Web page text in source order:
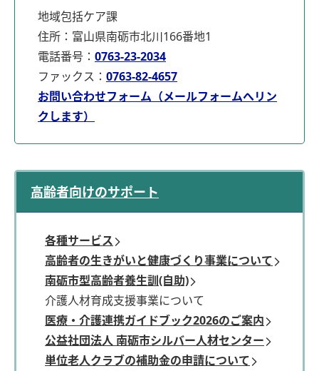
地域包括ケア課
住所：富山県南砺市北川166番地1
電話番号： 0763-23-2034
ファックス： 0763-82-4657
お問い合わせフォーム（メールフォームへリン
クします）
高齢者向けのサポート
各種サービス
高齢者の生きがいと健康づくり事業について
南砺市型高齢者養生訓(自助)
介護人材育成支援事業について
医療・介護連携ガイドブック2026のご案内
公益社団法人 南砺市シルバー人材センター
単位老人クラブの補助金の申請について